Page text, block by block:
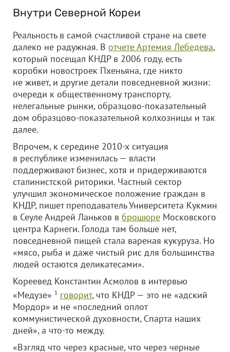
Внутри Северной Кореи
Реальность в самой счастливой стране на свете
далеко не радужная. В отчете Артемия Лебедева,
который посещал КНДР в 2006 году, есть
коробки новостроек Пхеньяна, где никто
не живет, и другие детали повседневной жизни:
очереди к общественному транспорту,
нелегальные рынки, образцово-показательный
дом образцово-показательной колхозницы и так
далее.
Впрочем, к середине 2010-х ситуация
в республике изменилась — власти
поддерживают бизнес, хотя и придерживаются
сталинистской риторики. Частный сектор
улучшил экономическое положение граждан в
КНДР, пишет преподаватель Университета Кукмин
в Сеуле Андрей Ланьков в брошюре Московского
центра Карнеги. Голода там больше нет,
повседневной пищей стала вареная кукуруза. Но
«мясо, рыба и даже чистый рис для большинства
людей остаются деликатесами».
Кореевед Константин Асмолов в интервью
«Медузе» 1 говорит, что КНДР — это не «адский
Мордор» и не «последний оплот
коммунистической духовности, Спарта наших
дней», а что-то между.
«Взгляд что через красные, что через черные